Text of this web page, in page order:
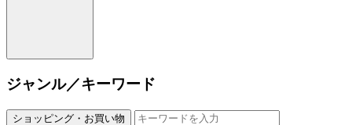
ジャンル／キーワード
ショッピング・お買い物